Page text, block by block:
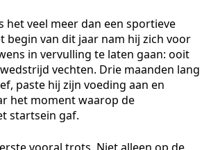
het veel meer dan een sportieve
begin van dit jaar nam hij zich voor
in vervulling te laten gaan: ooit
vechten. Drie maanden lang
paste hij zijn voeding aan en
het moment waarop de
startsein gaf.